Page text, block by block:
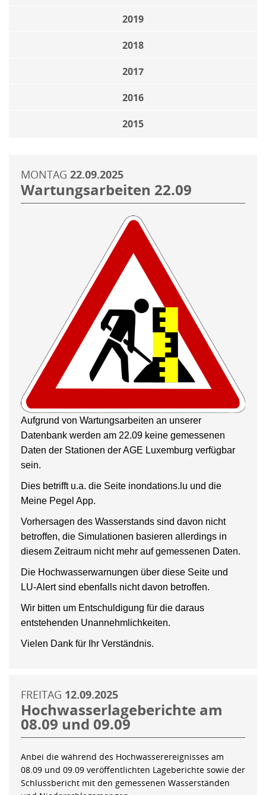
2019
2018
2017
2016
2015
MONTAG 22.09.2025
Wartungsarbeiten 22.09
Aufgrund von Wartungsarbeiten an unserer
Datenbank werden am 22.09 keine gemessenen
Daten der Stationen der AGE Luxemburg verfügbar
sein.
Dies betrifft u.a. die Seite inondations.lu und die
Meine Pegel App.
Vorhersagen des Wasserstands sind davon nicht
betroffen, die Simulationen basieren allerdings in
diesem Zeitraum nicht mehr auf gemessenen Daten.
Die Hochwasserwarnungen über diese Seite und
LU-Alert sind ebenfalls nicht davon betroffen.
Wir bitten um Entschuldigung für die daraus
entstehenden Unannehmlichkeiten.
Vielen Dank für Ihr Verständnis.
FREITAG 12.09.2025
Hochwasserlageberichte am
08.09 und 09.09
Anbei die während des Hochwasserereignisses am
08.09 und 09.09 veröffentlichten Lageberichte sowie der
Schlussbericht mit den gemessenen Wasserständen